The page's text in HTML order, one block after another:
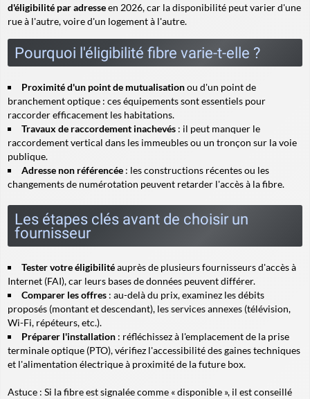
d'éligibilité par adresseen 2026, car la disponibilité peut varier d'une
rue à l'autre, voire d'un logement à l'autre.
Pourquoi l'éligibilité fibre varie-t-elle ?
Proximité d'un point de mutualisationou d'un point de
branchement optique : ces équipements sont essentiels pour
raccorder efficacement les habitations.
Travaux de raccordement inachevés : il peut manquer le
raccordement vertical dans les immeubles ou un tronçon sur la voie
publique.
Adresse non référencée : les constructions récentes ou les
changements de numérotation peuvent retarder l'accès à la fibre.
Les étapes clés avant de choisir un
fournisseur
Tester votre éligibilitéauprès de plusieurs fournisseurs d'accès à
Internet (FAI), car leurs bases de données peuvent différer.
Comparer les offres : au-delà du prix, examinez les débits
proposés (montant et descendant), les services annexes (télévision,
Wi-Fi, répéteurs, etc.).
Préparer l'installation : réfléchissez à l'emplacement de la prise
terminale optique (PTO), vérifiez l'accessibilité des gaines techniques
et l'alimentation électrique à proximité de la future box.
Astuce : Si la fibre est signalée comme « disponible », il est conseillé